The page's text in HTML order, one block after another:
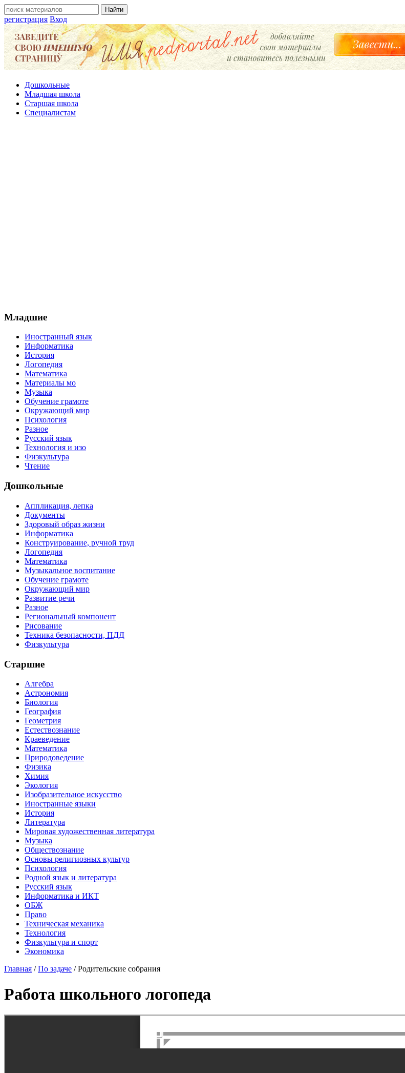
регистрация Вход
Дошкольные
Младшая школа
Старшая школа
Специалистам
Младшие
Иностранный язык
Информатика
История
Логопедия
Математика
Материалы мо
Музыка
Обучение грамоте
Окружающий мир
Психология
Разное
Русский язык
Технология и изо
Физкультура
Чтение
Дошкольные
Аппликация, лепка
Документы
Здоровый образ жизни
Информатика
Конструирование, ручной труд
Логопедия
Математика
Музыкальное воспитание
Обучение грамоте
Окружающий мир
Развитие речи
Разное
Региональный компонент
Рисование
Техника безопасности, ПДД
Физкультура
Старшие
Алгебра
Астрономия
Биология
География
Геометрия
Естествознание
Краеведение
Математика
Природоведение
Физика
Химия
Экология
Изобразительное искусство
Иностранные языки
История
Литература
Мировая художественная литература
Музыка
Обществознание
Основы религиозных культур
Психология
Родной язык и литература
Русский язык
Информатика и ИКТ
ОБЖ
Право
Техническая механика
Технология
Физкультура и спорт
Экономика
Главная /По задаче /Родительские собрания
Работа школьного логопеда